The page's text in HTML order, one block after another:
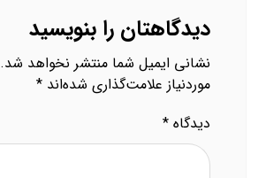
دیدگاهتان را بنویسید
نشانی ایمیل شما منتشر نخواهد شد.
موردنیاز علامت‌گذاری شده‌اند*
دیدگاه*